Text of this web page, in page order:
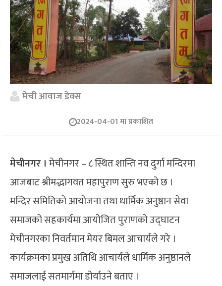
मेची आवाज डेक्स
2024-04-01 मा प्रकाशित
मेचीनगर । मेचीनगर – ८ स्थित शान्ति नव दुर्गा मन्दिरमा
आजबाट श्रीमद्भागवत महापुराण सुरु भएको छ ।
मन्दिर समितिको आयोजना तथा धार्मिक अनुष्ठान सेवा
समाजको सहकार्यमा आयोजित पुराणको उद्घाटन
मेचीनगरका निवर्तमान मेयर बिमल आचार्यले गरे ।
कार्यक्रमका प्रमुख अतिथि आचार्यले धार्मिक अनुष्ठानले
समाजलाई सतमार्गमा डोर्याउने बताए ।